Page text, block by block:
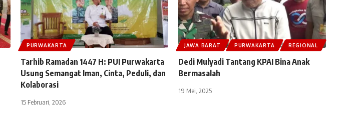
PURWAKARTA
Tarhib Ramadan 1447 H: PUI Purwakarta
Usung Semangat Iman, Cinta, Peduli, dan
Kolaborasi
15 Februari, 2026
JAWA BARAT PURWAKARTA REGIONAL
Dedi Mulyadi Tantang KPAI Bina Anak
Bermasalah
19 Mei, 2025